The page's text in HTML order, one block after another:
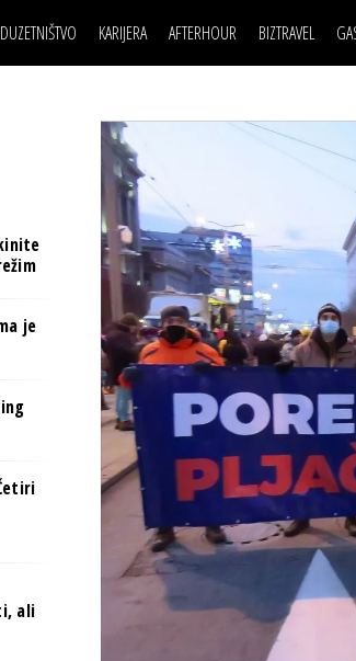
KARIJERA
LJUDI (HR)
MOJ UGAO
USAVRŠAVANJE
KNOW-HOW
AFTERHOUR
STIL
WELLBEING
BIZTRAVEL
KOMUNIKACIJE
POSAO
MOJ UGAO
USAVRŠAVANJE
KNOW-HOW
FILM I SCENA
AUTO SVET
je
ali